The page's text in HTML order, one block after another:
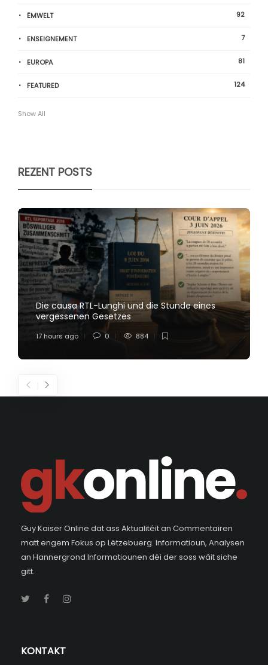
ËMWELT 92
ENSEIGNEMENT 7
EUROPA 81
FEATURED 124
Show All
REZENT POSTS
Die causa RTL-Lunghi und die Stunde eines
vergessenen Gesetzes
17 hours ago 0 884
Guy Kaiser Online dat ass Aktualitéit an Commentairen
matt engem Fokus op Lëtzebuerg. Informatioun, Analysen
an Hannergrond Informatiounen déi der soss wäit siche
gitt.
KONTAKT